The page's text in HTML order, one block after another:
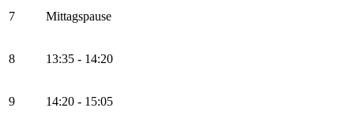
7 Mittagspause
8 13:35 - 14:20
9 14:20 - 15:05